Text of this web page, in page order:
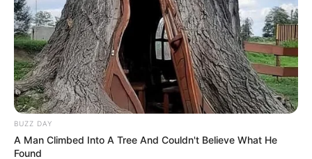
BUZZ DAY
A Man Climbed Into A Tree And Couldn't Believe What He
Found